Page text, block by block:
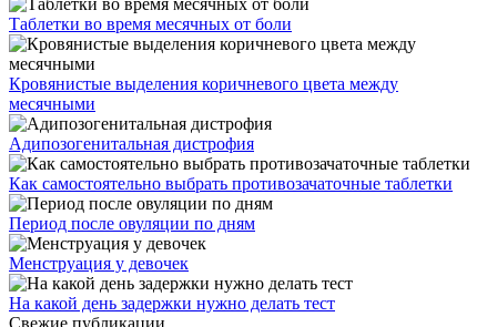
Таблетки во время месячных от боли
Кровянистые выделения коричневого цвета между
месячными
Адипозогенитальная дистрофия
Как самостоятельно выбрать противозачаточные таблетки
Период после овуляции по дням
Менструация у девочек
На какой день задержки нужно делать тест